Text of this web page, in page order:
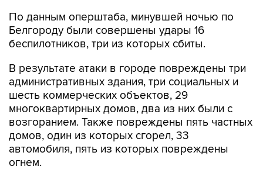
По данным оперштаба, минувшей ночью по
Белгороду были совершены удары 16
беспилотников, три из которых сбиты.
В результате атаки в городе повреждены три
административных здания, три социальных и
шесть коммерческих объектов, 29
многоквартирных домов, два из них были с
возгоранием. Также повреждены пять частных
домов, один из которых сгорел, 33
автомобиля, пять из которых повреждены
огнем.